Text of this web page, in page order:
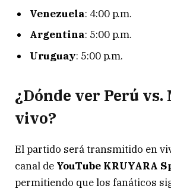
Venezuela: 4:00 p.m.
Argentina: 5:00 p.m.
Uruguay: 5:00 p.m.
¿Dónde ver Perú vs.
vivo?
El partido será transmitido en
canal de YouTube KRUYARA
permitiendo que los fanáticos